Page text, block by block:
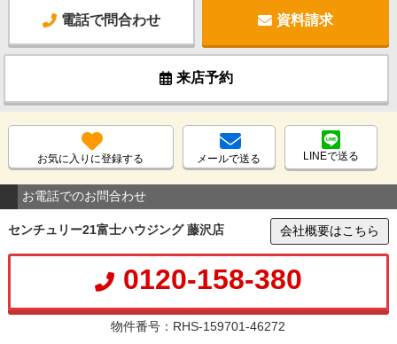
電話で問合わせ 資料請求
来店予約
お気に入りに登録する メールで送る LINEで送る
お電話でのお問合わせ
センチュリー21富士ハウジング 藤沢店 会社概要はこちら
0120-158-380
物件番号：RHS-159701-46272